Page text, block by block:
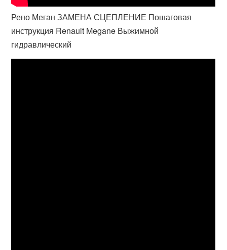
Рено Меган ЗАМЕНА СЦЕПЛЕНИЕ Пошаговая
инструкция Renault Megane Выжимной
гидравлический